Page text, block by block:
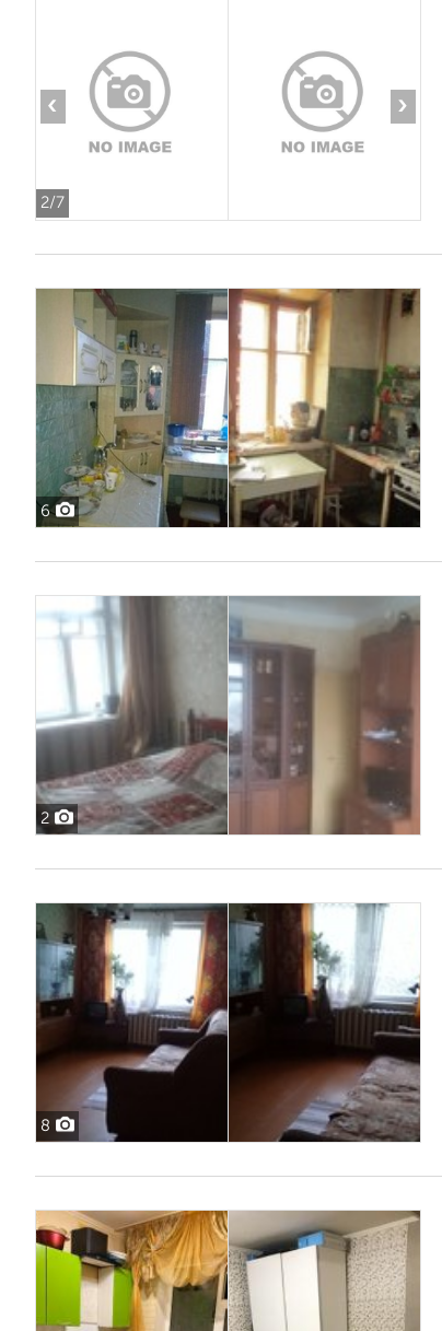
2/7
‹ ›
6
2
8